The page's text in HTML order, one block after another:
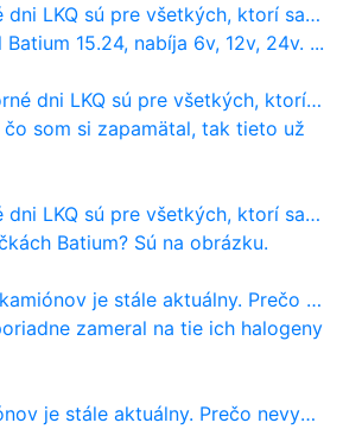
sú pre všetkých, ktorí sa chcú dozvedieť niečo viac
15.24, nabíja 6v, 12v, 24v. ...
LKQ sú pre všetkých, ktorí sa chcú dozvedieť niečo viac
čo som si zapamätal, tak tieto už
sú pre všetkých, ktorí sa chcú dozvedieť niečo viac
Batium? Sú na obrázku.
je stále aktuálny. Prečo nevyhynul ako pri osobákoch?
zameral na tie ich halogeny
aktuálny. Prečo nevyhynul ako pri osobákoch?